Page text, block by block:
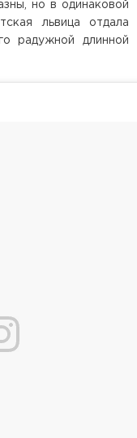
но в одинаковой
львица отдала
радужной длинной